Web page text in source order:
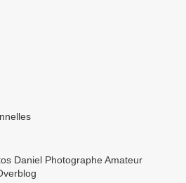
Daniel Photographe Amateur